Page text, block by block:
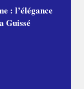
: l’élégance
Guissé